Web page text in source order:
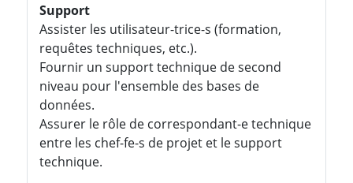
Support
Assister les utilisateur-trice-s (formation,
requêtes techniques, etc.).
Fournir un support technique de second
niveau pour l'ensemble des bases de
données.
Assurer le rôle de correspondant-e technique
entre les chef-fe-s de projet et le support
technique.